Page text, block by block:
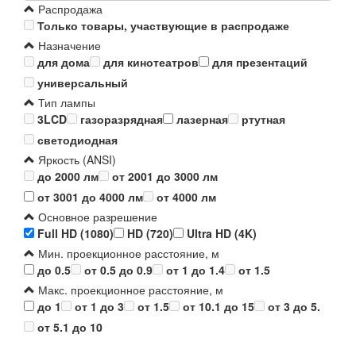
Распродажа
Только товары, участвующие в распродаже
Назначение
для дома
для кинотеатров
для презентаций
универсальный
Тип лампы
3LCD
газоразрядная лазерная
ртутная
светодиодная
Яркость (ANSI)
до 2000 лм
от 2001 до 3000 лм
от 3001 до 4000 лм
от 4000 лм
Основное разрешение
Full HD (1080)
HD (720)
Ultra HD (4K)
Мин. проекционное расстояние, м
до 0.5
от 0.5 до 0.9 от 1 до 1.4
от 1.5
Макс. проекционное расстояние, м
до 1
от 1 до 3 от 1.5 от 10.1 до 15
от 3 до 5.
от 5.1 до 10